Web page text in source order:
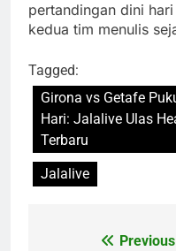
pertandingan dini
kedua tim menulis
Tagged:
Girona vs Getafe
Hari: Jalalive Ulas
Terbaru
Jalalive